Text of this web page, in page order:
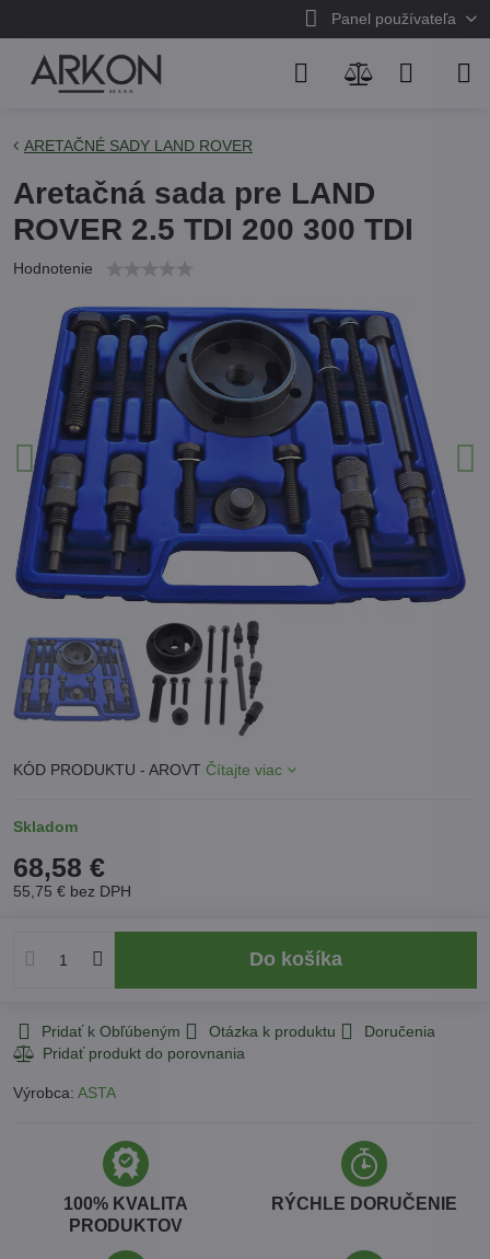
Panel používateľa
ARETAČNÉ SADY LAND ROVER
Aretačná sada pre LAND
ROVER 2.5 TDI 200 300 TDI
Hodnotenie
KÓD PRODUKTU - AROVT Čítajte viac
Skladom
68,58 €
55,75 € bez DPH
Do košíka
Pridať k Obľúbeným Otázka k produktu Doručenia
Výrobca: ASTA
100% KVALITA
PRODUKTOV
RÝCHLE DORUČENIE